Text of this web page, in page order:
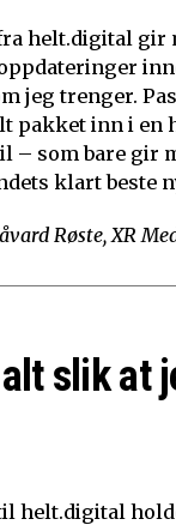
helt.digital gir
jeg trenger.
pakket inn i en
– som bare gir
klart beste
Røste, XR
slik at
helt.digital